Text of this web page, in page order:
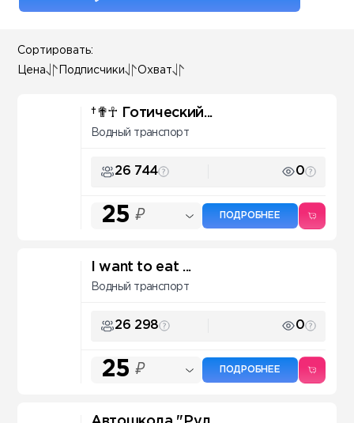
Сортировать:
Цена Подписчики Охват
†✟☥ Готический...
Водный транспорт
26 744 0
25 ₽ ПОДРОБНЕЕ
I want to eat ...
Водный транспорт
26 298 0
25 ₽ ПОДРОБНЕЕ